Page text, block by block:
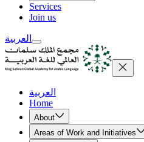
Services
Join us
العربية
العربية
Home
About
Areas of Work and Initiatives